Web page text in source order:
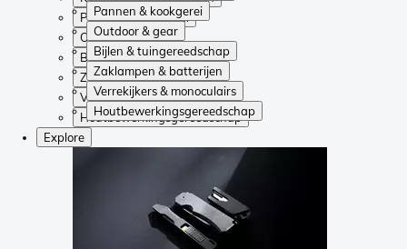
Pannen & kookgerei
Outdoor & gear
Bijlen & tuingereedschap
Zaklampen & batterijen
Verrekijkers & monoculairs
Houtbewerkingsgereedschap
Pannen & kookgerei
Outdoor & gear
Bijlen & tuingereedschap
Zaklampen & batterijen
Verrekijkers & monoculairs
Houtbewerkingsgereedschap
Explore